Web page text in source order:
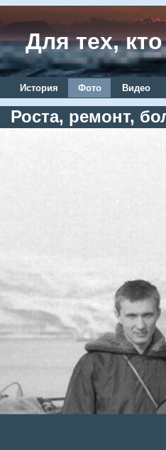
Для тех,
История Фото Видео
Роста, ремонт,